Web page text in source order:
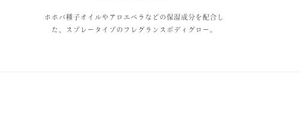
ホホバ種子オイルやアロエベラなどの保湿成分を配合し
た、スプレータイプのフレグランスボディグロー。